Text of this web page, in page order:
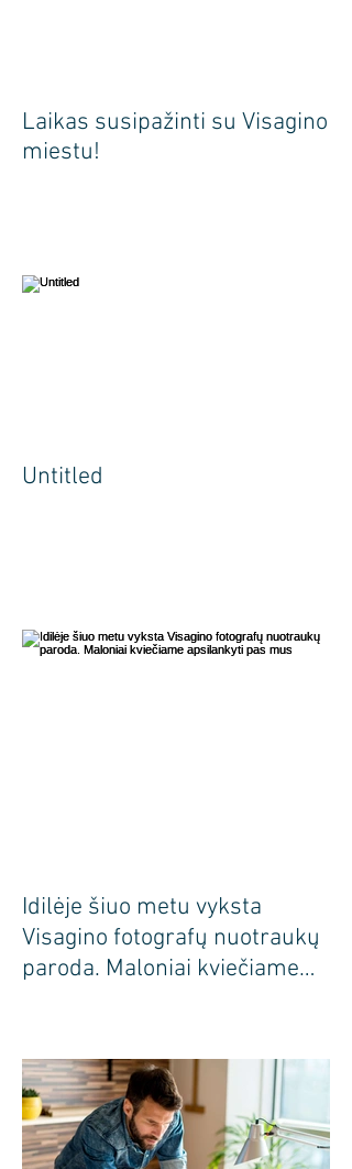
Laikas susipažinti su Visagino
miestu!
Untitled
Idilėje šiuo metu vyksta
Visagino fotografų nuotraukų
paroda. Maloniai kviečiame